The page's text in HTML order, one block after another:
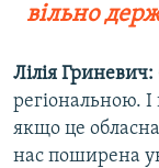
вільно
Лілія Гриневич:
регіональною. І
якщо це
нас поширена